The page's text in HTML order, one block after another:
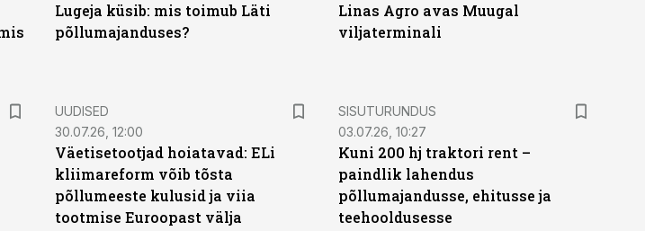
Lugeja küsib: mis toimub Läti
põllumajanduses?
Linas Agro avas Muugal
viljaterminali
UUDISED
30.07.26, 12:00
Väetisetootjad hoiatavad: ELi
kliimareform võib tõsta
põllumeeste kulusid ja viia
tootmise Euroopast välja
ST
SISUTURUNDUS
03.07.26, 10:27
Kuni 200 hj traktori rent –
paindlik lahendus
põllumajandusse, ehitusse ja
teehooldusesse